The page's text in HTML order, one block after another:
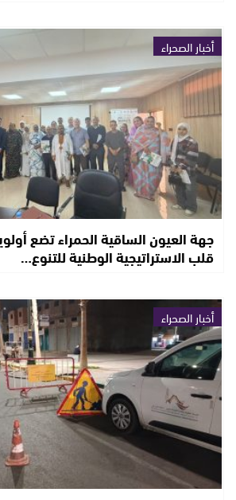
أخبار الصحراء
جهة العيون الساقية الحمراء تضع
قلب الاستراتيجية الوطنية للتنوع…
أخبار الصحراء